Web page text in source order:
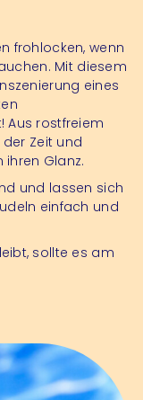
frohlocken, wenn
Mit diesem
eines
Aus rostfreiem
Zeit und
Glanz.
und lassen sich
einfach und
sollte es am